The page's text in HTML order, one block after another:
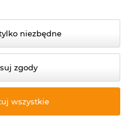
prawa zastrzeżone.
niezbędne
zgody
wszystkie